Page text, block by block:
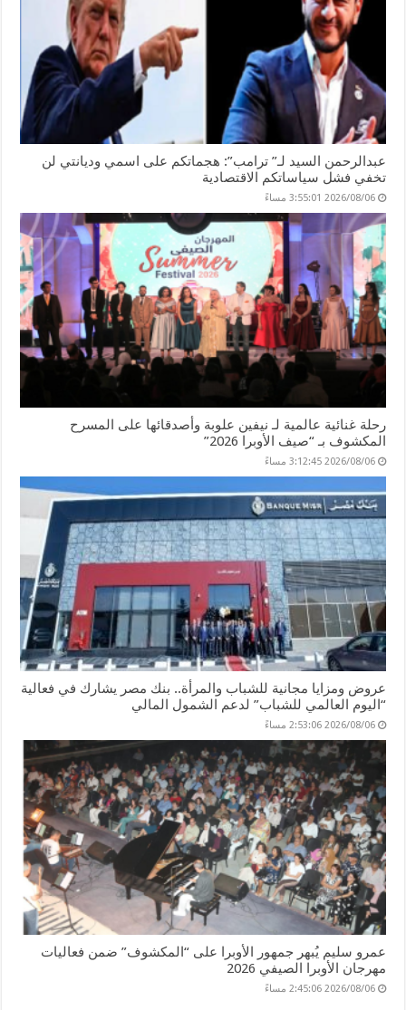
عبدالرحمن السيد لـ” ترامب”: هجماتكم على اسمي وديانتي لن
تخفي فشل سياساتكم الاقتصادية
2026/08/06 3:55:01 مساءً
رحلة غنائية عالمية لـ نيفين علوبة وأصدقائها على المسرح
المكشوف بـ “صيف الأوبرا 2026”
2026/08/06 3:12:45 مساءً
عروض ومزايا مجانية للشباب والمرأة.. بنك مصر يشارك في فعالية
“اليوم العالمي للشباب” لدعم الشمول المالي
2026/08/06 2:53:06 مساءً
عمرو سليم يُبهر جمهور الأوبرا على “المكشوف” ضمن فعاليات
مهرجان الأوبرا الصيفي 2026
2026/08/06 2:45:06 مساءً